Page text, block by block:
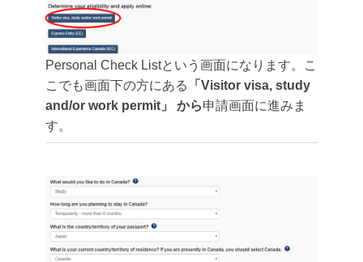
Personal Check Listという画面になります。こ
こでも画面下の方にある
「Visitor visa, study
and/or work permit」 から申請画面に進みま
す。